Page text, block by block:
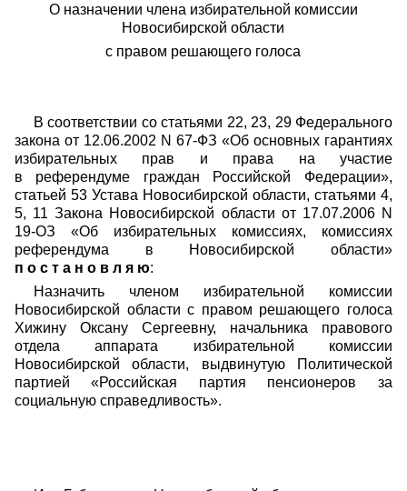
О назначении члена избирательной комиссии
Новосибирской области
с правом решающего голоса
В соответствии со статьями 22, 23, 29 Федерального
закона от 12.06.2002 N 67-ФЗ «Об основных гарантиях
избирательных прав и права на участие
в референдуме граждан Российской Федерации»,
статьей 53 Устава Новосибирской области, статьями 4,
5, 11 Закона Новосибирской области от 17.07.2006 N
19-ОЗ «Об избирательных комиссиях, комиссиях
референдума в Новосибирской области»
п о с т а н о в л я ю:
Назначить членом избирательной комиссии
Новосибирской области с правом решающего голоса
Хижину Оксану Сергеевну, начальника правового
отдела аппарата избирательной комиссии
Новосибирской области, выдвинутую Политической
партией «Российская партия пенсионеров за
социальную справедливость».